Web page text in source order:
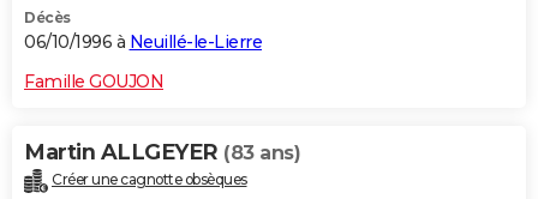
Décès
06/10/1996 à Neuillé-le-Lierre
Famille GOUJON
Martin ALLGEYER (83 ans)
Créer une cagnotte obsèques